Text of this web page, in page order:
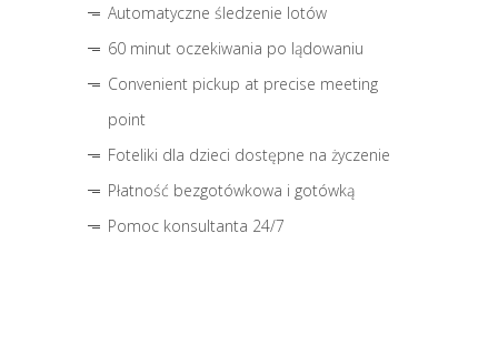
Automatyczne śledzenie lotów
60 minut oczekiwania po lądowaniu
Convenient pickup at precise meeting
point
Foteliki dla dzieci dostępne na życzenie
Płatność bezgotówkowa i gotówką
Pomoc konsultanta 24/7